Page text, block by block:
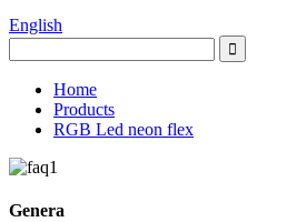
English
Home
Products
RGB Led neon flex
Genera